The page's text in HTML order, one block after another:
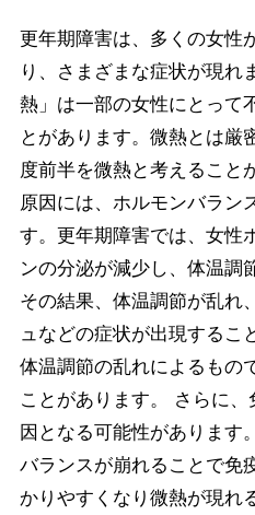
更年期障害は、多くの女性
り、さまざまな症状が現れ
熱」は一部の女性にとって
とがあります。微熱とは厳
度前半を微熱と考えること
原因には、ホルモンバラン
す。更年期障害では、女性
ンの分泌が減少し、体温調
その結果、体温調節が乱れ
ュなどの症状が出現するこ
体温調節の乱れによるもの
ことがあります。 さらに
因となる可能性があります
バランスが崩れることで免
かりやすくなり微熱が現れ